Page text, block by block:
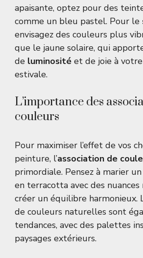
apaisante, optez pour des
comme un bleu pastel. Pour le
envisagez des couleurs plus
que le jaune solaire, qui
de luminosité et de joie à
estivale.
L’importance des
couleurs
Pour maximiser l’effet de vos
peinture, l’association de
primordiale. Pensez à marier
en terracotta avec des
créer un équilibre harmonieux.
de couleurs naturelles sont
tendances, avec des palettes
paysages extérieurs.